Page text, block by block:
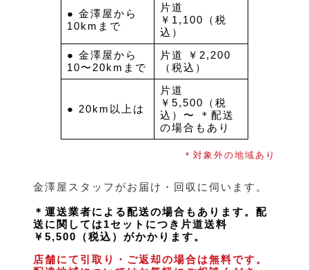
● 金澤屋から
10kmまで
片道
￥1,100（税
込）
● 金澤屋から
10〜20kmまで
片道 ￥2,200
（税込）
● 20km以上は
片道
￥5,500（税
込）〜 ＊配送
の場合もあり
＊対象外の地域あり
金澤屋スタッフがお届け・回収に伺います。
＊運送業者による配送の場合もあります。配
送に関しては1セットにつき片道送料
￥5,500（税込）がかかります。
店舗にて引取り・ご返却の場合は無料です。